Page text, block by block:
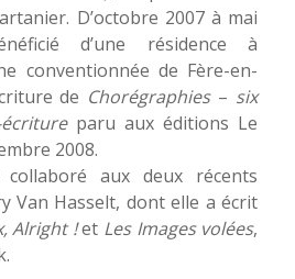
D’octobre 2007 à mai
d’une résidence à
conventionnée de Fère-en-
de Chorégraphies– six
paru aux éditions Le
2008.
aux deux récents
Van Hasselt, dont elle a écrit
Alright !et Les Images volées,